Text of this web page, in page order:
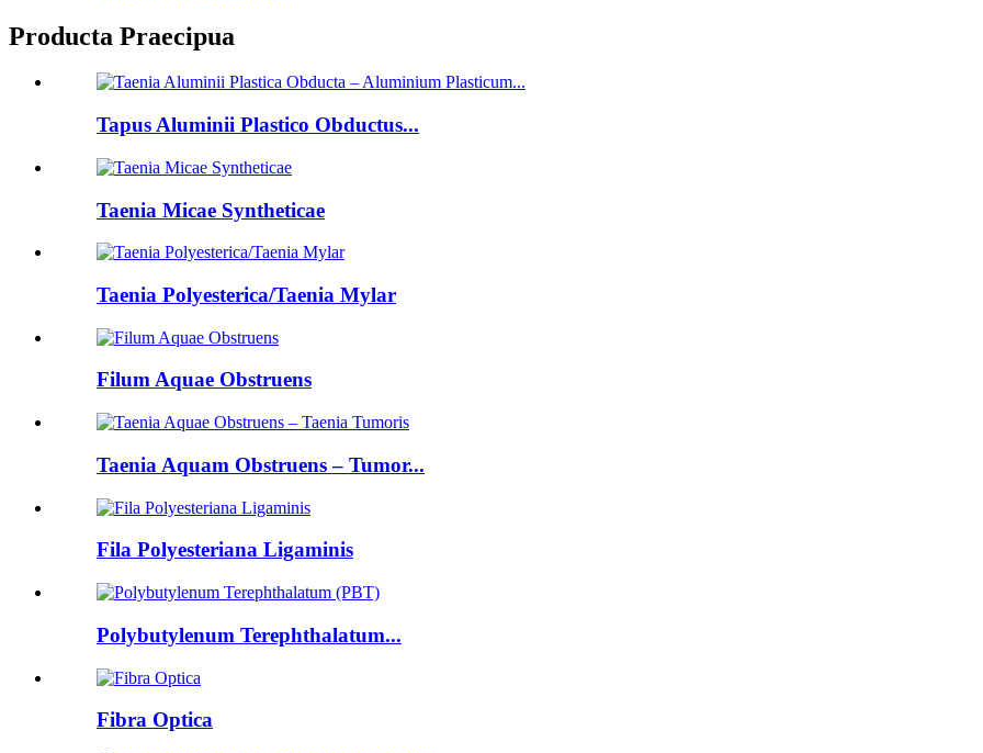
Producta Praecipua
Tapus Aluminii Plastico Obductus...
Taenia Micae Syntheticae
Taenia Polyesterica/Taenia Mylar
Filum Aquae Obstruens
Taenia Aquam Obstruens – Tumor...
Fila Polyesteriana Ligaminis
Polybutylenum Terephthalatum...
Fibra Optica